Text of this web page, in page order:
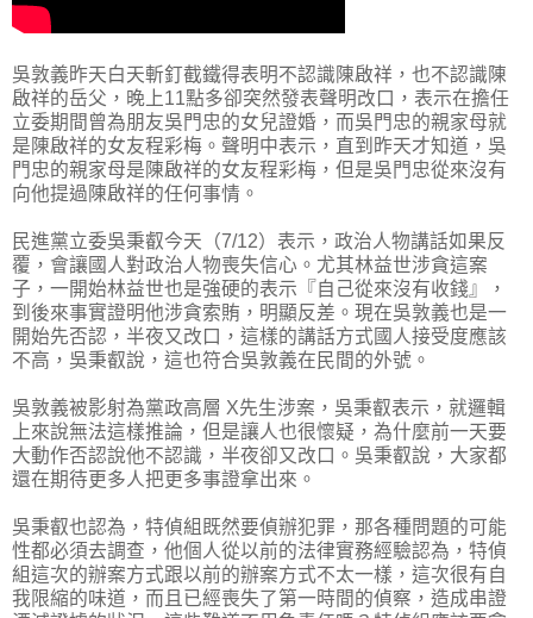
吳敦義昨天白天斬釘截鐵得表明不認識陳啟祥，也不認識陳
啟祥的岳父，晚上11點多卻突然發表聲明改口，表示在擔任
立委期間曾為朋友吳門忠的女兒證婚，而吳門忠的親家母就
是陳啟祥的女友程彩梅。聲明中表示，直到昨天才知道，吳
門忠的親家母是陳啟祥的女友程彩梅，但是吳門忠從來沒有
向他提過陳啟祥的任何事情。
民進黨立委吳秉叡今天（7/12）表示，政治人物講話如果反
覆，會讓國人對政治人物喪失信心。尤其林益世涉貪這案
子，一開始林益世也是強硬的表示『自己從來沒有收錢』，
到後來事實證明他涉貪索賄，明顯反差。現在吳敦義也是一
開始先否認，半夜又改口，這樣的講話方式國人接受度應該
不高，吳秉叡說，這也符合吳敦義在民間的外號。
吳敦義被影射為黨政高層 X先生涉案，吳秉叡表示，就邏輯
上來說無法這樣推論，但是讓人也很懷疑，為什麼前一天要
大動作否認說他不認識，半夜卻又改口。吳秉叡說，大家都
還在期待更多人把更多事證拿出來。
吳秉叡也認為，特偵組既然要偵辦犯罪，那各種問題的可能
性都必須去調查，他個人從以前的法律實務經驗認為，特偵
組這次的辦案方式跟以前的辦案方式不太一樣，這次很有自
我限縮的味道，而且已經喪失了第一時間的偵察，造成串證